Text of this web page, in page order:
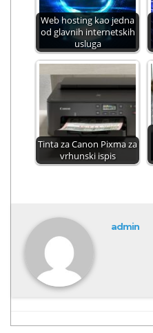
Web hosting kao jedna
od glavnih internetskih
usluga
Tinta za Canon Pixma za
vrhunski ispis
admin